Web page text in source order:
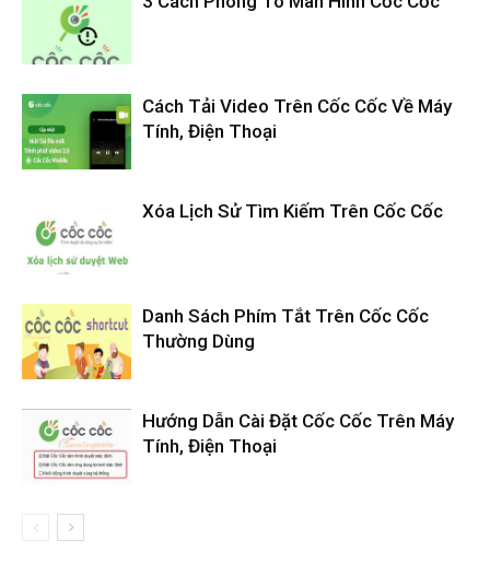
Cách Tải Video Trên Cốc Cốc Về Máy
Tính, Điện Thoại
Xóa Lịch Sử Tìm Kiếm Trên Cốc Cốc
Danh Sách Phím Tắt Trên Cốc Cốc
Thường Dùng
Hướng Dẫn Cài Đặt Cốc Cốc Trên Máy
Tính, Điện Thoại